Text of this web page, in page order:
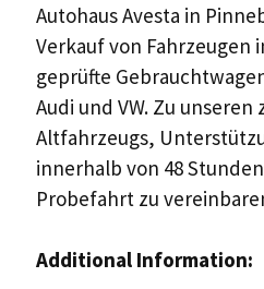
Autohaus Avesta in
Verkauf von Fahrzeugen
geprüfte
Audi und VW. Zu
Altfahrzeugs,
innerhalb von 48
Probefahrt zu
Additional Information: